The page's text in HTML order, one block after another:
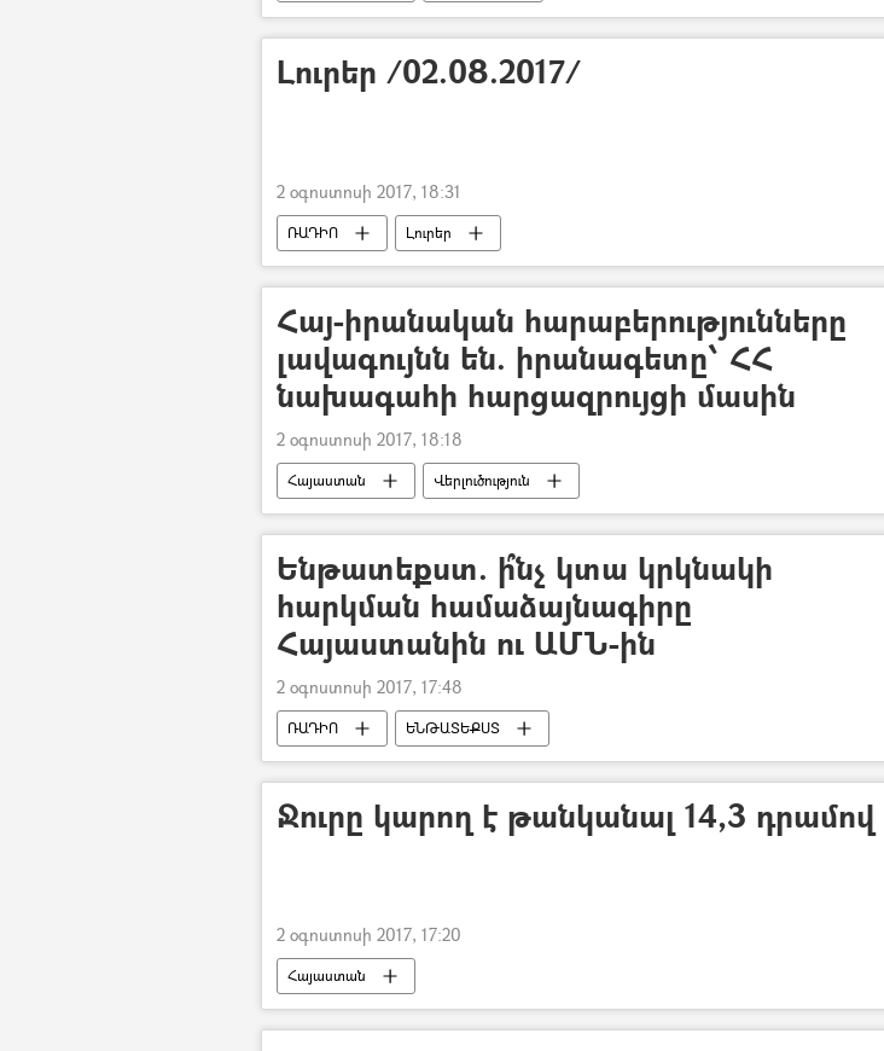
Լուրեր /02.08.2017/
2 օգոստոսի 2017, 18:31
ՌԱԴԻՈ Լուրեր
Հայ-իրանական հարաբերությունները
լավագույնն են. իրանագետը՝ ՀՀ
նախագահի հարցազրույցի մասին
2 օգոստոսի 2017, 18:18
Հայաստան Վերլուծություն
Ենթատեքստ. ի՞նչ կտա կրկնակի
հարկման համաձայնագիրը
Հայաստանին ու ԱՄՆ-ին
2 օգոստոսի 2017, 17:48
ՌԱԴԻՈ ԵՆԹԱՏԵՔՍՏ
Ջուրը կարող է թանկանալ 14,3 դրամով
2 օգոստոսի 2017, 17:20
Հայաստան